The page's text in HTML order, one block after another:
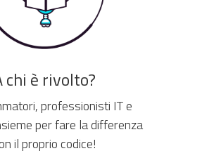
chi è rivolto?
professionisti IT e
per fare la differenza
il proprio codice!